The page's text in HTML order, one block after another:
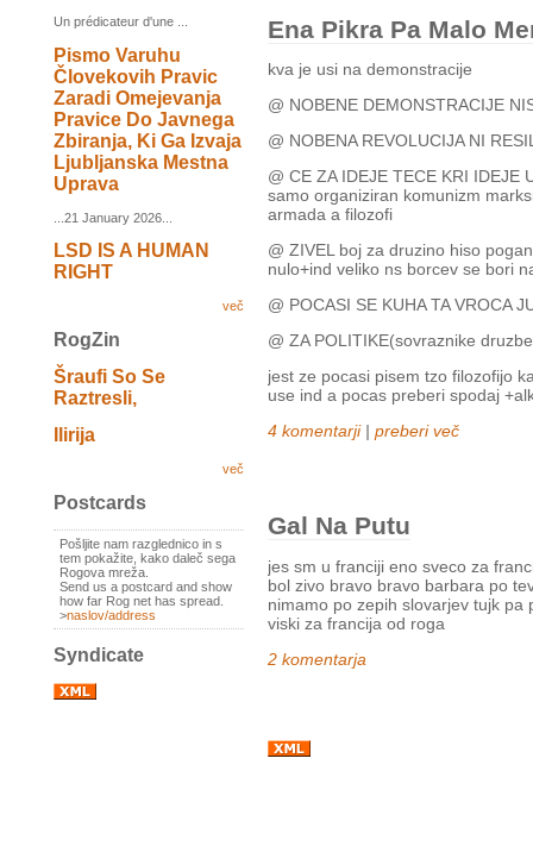
Un prédicateur d'une ...
Pismo Varuhu
Človekovih Pravic
Zaradi Omejevanja
Pravice Do Javnega
Zbiranja, Ki Ga Izvaja
Ljubljanska Mestna
Uprava
...21 January 2026...
LSD IS A HUMAN
RIGHT
več
RogZin
Šraufi So Se
Raztresli,
Ilirija
več
Postcards
Pošljite nam razglednico in s
tem pokažite, kako daleč sega
Rogova mreža.
Send us a postcard and show
how far Rog net has spread.
>naslov/address
Syndicate
Ena Pikra Pa Malo
kva je usi na demonstracije
@ NOBENE DEMONSTRACIJE
@ NOBENA REVOLUCIJA NI
@ CE ZA IDEJE TECE KRI
samo organiziran komunizm
armada a filozofi
@ ZIVEL boj za druzino hiso
nulo+ind veliko ns borcev se bori
@ POCASI SE KUHA TA VROCA
@ ZA POLITIKE(sovraznike
jest ze pocasi pisem tzo filozofijo
use ind a pocas preberi spodaj
4 komentarji| preberi več
Gal Na Putu
jes sm u franciji eno sveco za
bol zivo bravo bravo barbara po
nimamo po zepih slovarjev tujk
viski za francija od roga
2 komentarja